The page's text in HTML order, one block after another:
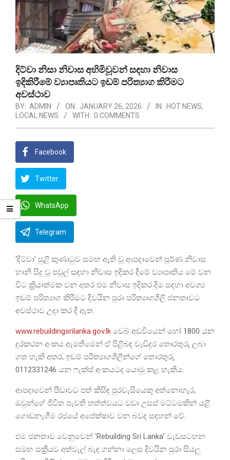
දිට්වා නිසා නිවාස අහිමිවූවන් සඳහා නිවාස
ඉදිකිරීමේ ව්‍යාපෘතියට ඉඩම් පරිත්‍යාග කිරීමට
අවස්ථාව
BY: ADMIN ON: JANUARY 26, 2026 IN: HOT NEWS,
LOCAL NEWS
WITH: 0 COMMENTS
Facebook
Twitter
WhatsApp
Telegram
‘දිට්වා’ සුළි කුණාටුව සමඟ ඇති වූ ආපදාවෙන් පූර්ණ නිවාස
හානි සිදු වූ පවුල් සඳහා නිවාස ඉදිකර දීමේ ව්‍යාපෘතිය මේ වන
විට ක්‍රියාත්මක වන අතර එම නිවාස ඉදිකර දීම සඳහා අවශ්‍ය
ඉඩම් පරිත්‍යාග කිරීමට දිවයින පුරා පරිත්‍යාගශීලි ජනතාවට
අවස්ථාව උදා කර දී ඇත.
www.rebuildingsrilanka.gov.lk වෙබ් අඩවියෙන් හෝ 1800 යන
දුරකථන අංකය ඇමතීමෙන් ඒ පිළිබඳ වැඩිදුර තොරතුරු ලබා
ගත හැකි අතර, ඉඩම් පරිත්‍යාගශීලීන්ගේ තොරතුරු
0112331246 යන ෆැක්ස් අංකයටද යොමු කළ හැකිය.
ආපදාවෙන් පීඩාවට පත් කිසිඳු පුරවැසියෙකු අත්නොහැර,
ඔවුන්ගේ ජීවිත පැවති තත්ත්වයට වඩා උසස් මට්ටමකින් යළි
ගොඩනැගීම රජයේ අපේක්ෂාව වන බවද සඳහන් වේ.
එම ජනතාව වෙනුවෙන් ‘Rebuilding Sri Lanka’ වැඩසටහන
සමඟ සක්‍රීයව අත්වැල් බැඳ ගන්නා ලෙස දිවයින පුරා සියලු